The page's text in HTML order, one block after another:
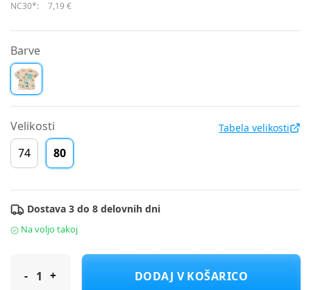
NC30*: 7,19 €
Barve
Velikosti Tabela velikosti
74 80
Dostava 3 do 8 delovnih dni
Na voljo takoj
Cool Club majica KR CCB2801958 F Bež 80
DODAJ V KOŠARICO